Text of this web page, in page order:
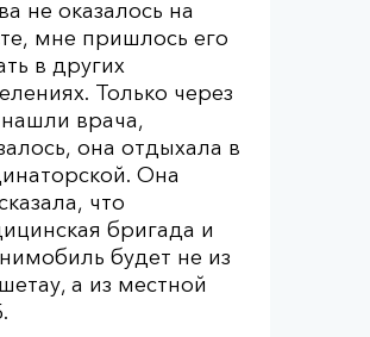
не оказалось на
мне пришлось его
в других
Только через
нашли врача,
она отдыхала в
Она
что
бригада и
будет не из
а из местной